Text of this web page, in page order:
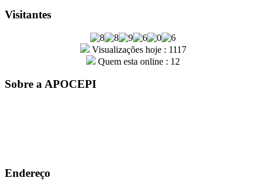
Visitantes
Visualizações hoje : 1117
Quem esta online : 12
Sobre a APOCEPI
Endereço